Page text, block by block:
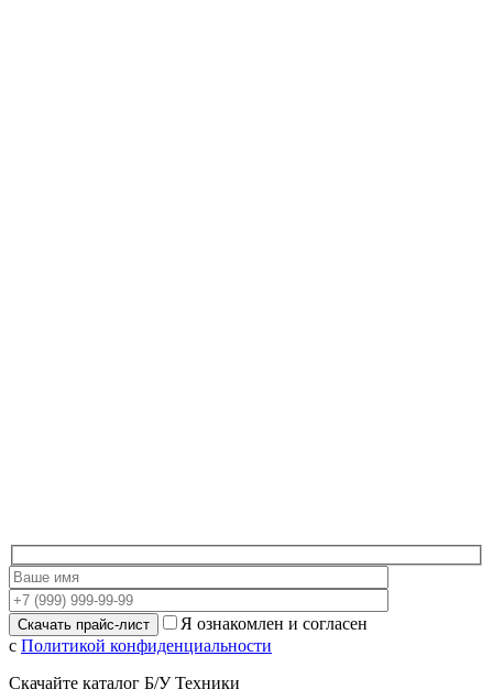
Я ознакомлен и согласен
с Политикой конфиденциальности
Скачайте каталог Б/У Техники